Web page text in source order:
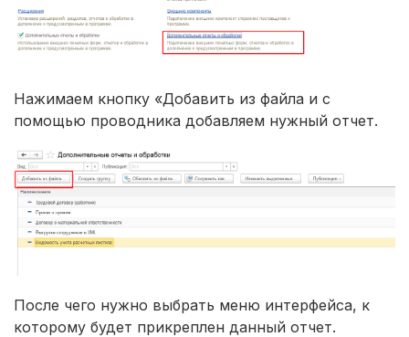
Нажимаем кнопку «Добавить из файла и с
помощью проводника добавляем нужный отчет.
После чего нужно выбрать меню интерфейса, к
которому будет прикреплен данный отчет.